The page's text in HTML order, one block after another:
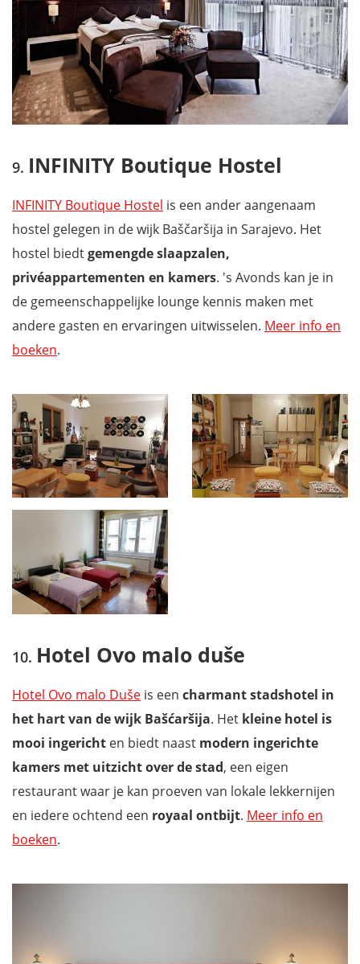
INFINITY Boutique Hostel
INFINITY Boutique Hostel is een ander aangenaam
hostel gelegen in de wijk Baščaršija in Sarajevo. Het
hostel biedtgemengde slaapzalen,
privéappartementen en kamers. 's Avonds kan je in
de gemeenschappelijke lounge kennis maken met
andere gasten en ervaringen uitwisselen. Meer info en
boeken.
Hotel Ovo malo duše
Hotel Ovo malo Duše is een charmant stadshotel in
het hart van de wijk Bašćaršija. Het kleine hotel is
mooi ingericht en biedt naast modern ingerichte
kamers met uitzicht over de stad, een eigen
restaurant waar je kan proeven van lokale lekkernijen
en iedere ochtend een royaal ontbijt. Meer info en
boeken.